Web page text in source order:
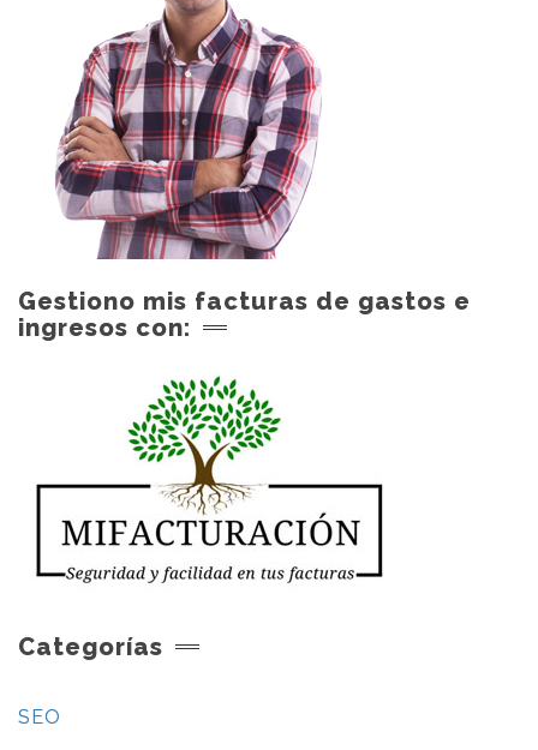
Gestiono mis facturas de gastos e
ingresos con:
Categorías
SEO